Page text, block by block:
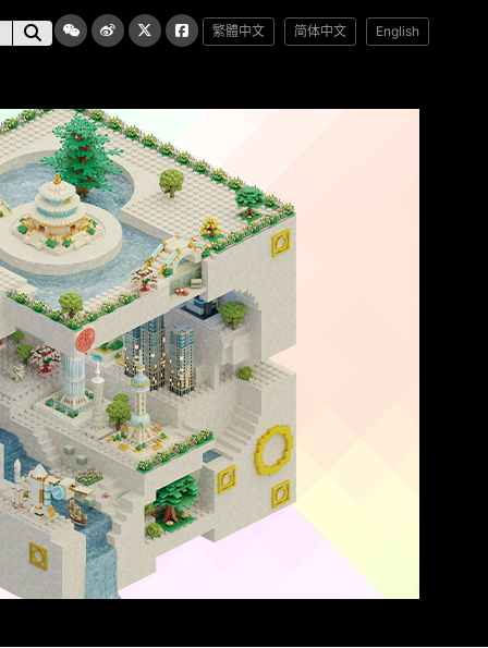
繁體中文 简体中文 English